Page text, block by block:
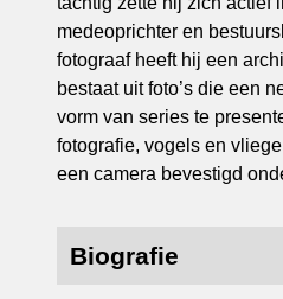
medeoprichter en
fotograaf heeft hij een
bestaat uit foto’s die een
vorm van series te
fotografie, vogels en
een camera bevestigd
Biografie